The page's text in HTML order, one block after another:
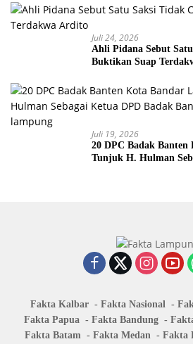
Juli 24, 2026
Ahli Pidana Sebut
Buktikan Suap
Juli 19, 2026
20 DPC Badak
Tunjuk H. Hulman
Fakta Kalbar Fakta Nasional
Fakta Papua
Fakta Bandung
Fakta Batam
Fakta Medan Fakta